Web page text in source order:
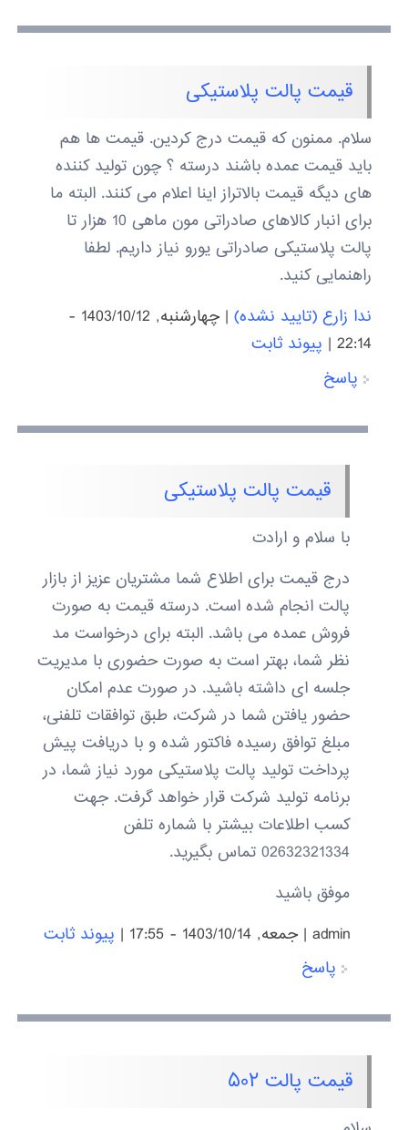
قیمت پالت پلاستیکی
سلام. ممنون که قیمت درج کردین. قیمت ها هم
باید قیمت عمده باشند درسته ؟ چون تولید کننده
های دیگه قیمت بالاتراز اینا اعلام می کنند. البته ما
برای انبار کالاهای صادراتی مون ماهی 10 هزار تا
پالت پلاستیکی صادراتی یورو نیاز داریم. لطفا
راهنمایی کنید.
ندا زارع (تایید نشده)|
چهارشنبه, 1403/10/12 -
22:14
| پیوند ثابت
پاسخ
قیمت پالت پلاستیکی
با سلام و ارادت
درج قیمت برای اطلاع شما مشتریان عزیز از بازار
پالت انجام شده است. درسته قیمت به صورت
فروش عمده می باشد. البته برای درخواست مد
نظر شما، بهتر است به صورت حضوری با مدیریت
جلسه ای داشته باشید. در صورت عدم امکان
حضور یافتن شما در شرکت، طبق توافقات تلفنی،
مبلغ توافق رسیده فاکتور شده و با دریافت پیش
پرداخت تولید پالت پلاستیکی مورد نیاز شما، در
برنامه تولید شرکت قرار خواهد گرفت. جهت
کسب اطلاعات بیشتر با شماره تلفن
02632321334 تماس بگیرید.
موفق باشید
admin
| جمعه, 1403/10/14 - 17:55 | پیوند ثابت
پاسخ
قیمت پالت ۵۰۲